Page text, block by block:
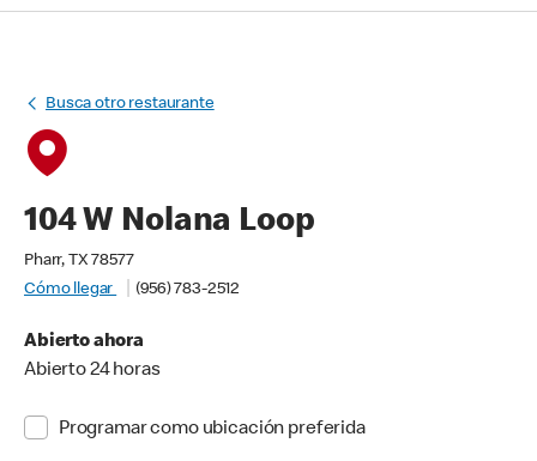
Busca otro restaurante
104 W Nolana Loop
Pharr, TX 78577
Cómo llegar
(956) 783-2512
Abierto ahora
Abierto 24 horas
Programar como ubicación preferida